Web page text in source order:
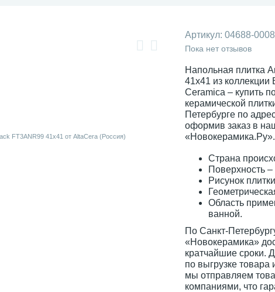
Артикул: 04688-0008
Пока нет отзывов
Напольная плитка
41x41 из коллекции
Ceramica – купить
керамической
Петербурге по
оформив заказ в
«Новокерамика.Ру».
Страна
Поверхность
Рисунок
Область
ванной.
По Санкт-
«Новокерамика»
кратчайшие сроки.
по выгрузке
мы отправляем
компаниями, что